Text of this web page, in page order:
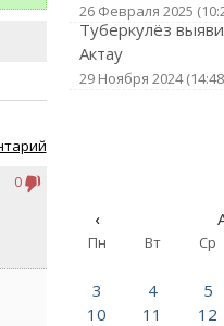
0
26 Февраля 2025
Туберкулёз
Актау
29 Ноября 2024
‹
Пн Вт Ср
3
4 5
10
11 12